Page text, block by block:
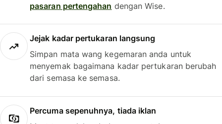
pasaran pertengahan dengan Wise.
Jejak kadar pertukaran langsung
Simpan mata wang kegemaran anda untuk
menyemak bagaimana kadar pertukaran berubah
dari semasa ke semasa.
Percuma sepenuhnya, tiada iklan